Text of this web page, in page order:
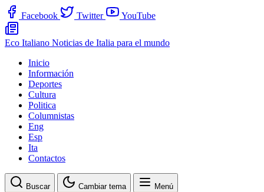
Facebook Twitter YouTube
Eco Italiano Noticias de Italia para el mundo
Inicio
Información
Deportes
Cultura
Politica
Columnistas
Eng
Esp
Ita
Contactos
Buscar Cambiar tema Menú